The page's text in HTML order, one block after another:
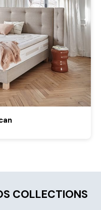
COLLECTIONS